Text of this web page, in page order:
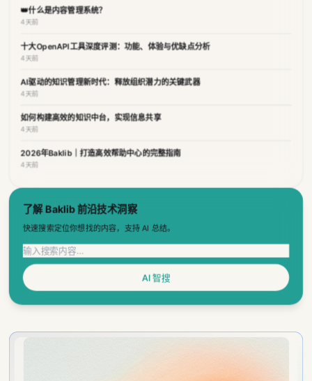
4天前
4天前
4天前
4天前
了解 Baklib 前沿技术洞察
AI 智搜